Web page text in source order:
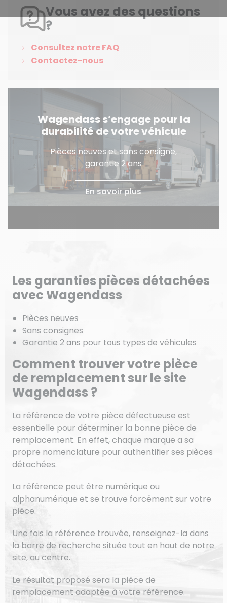
Vous avez des questions
?
Consultez notre FAQ
Contactez-nous
Wagendass s’engage pour la
durabilité de votre véhicule
Pièces neuves et sans consigne,
garantie 2 ans
En savoir plus
Les garanties pièces détachées
avec Wagendass
Pièces neuves
Sans consignes
Garantie 2 ans pour tous types de véhicules
Comment trouver votre pièce
de remplacement sur le site
Wagendass ?
La référence de votre pièce défectueuse est
essentielle pour déterminer la bonne pièce de
remplacement. En effet, chaque marque a sa
propre nomenclature pour authentifier ses pièces
détachées.
La référence peut être numérique ou
alphanumérique et se trouve forcément sur votre
pièce.
Une fois la référence trouvée, renseignez-la dans
la barre de recherche située tout en haut de notre
site, au centre.
Le résultat proposé sera la pièce de
remplacement adaptée à votre référence.